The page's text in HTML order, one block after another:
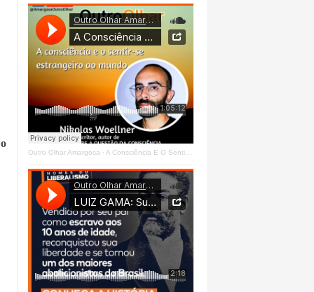
Outro Olhar Amargosa · A Consciência E O Sentir - Se Estrangeiro Ao Mundo